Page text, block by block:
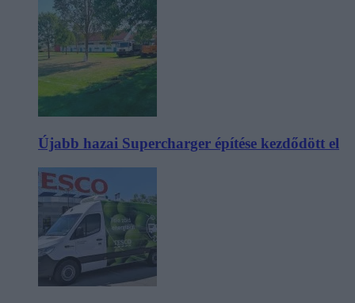
Újabb hazai Supercharger építése kezdődött el